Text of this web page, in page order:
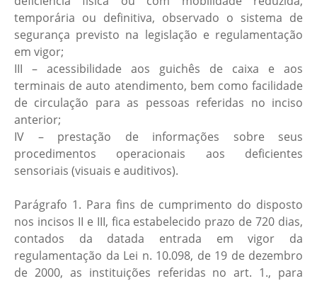
temporária ou definitiva, observado o sistema de
segurança previsto na legislação e regulamentação
em vigor;
III – acessibilidade aos guichês de caixa e aos
terminais de auto atendimento, bem como facilidade
de circulação para as pessoas referidas no inciso
anterior;
IV – prestação de informações sobre seus
procedimentos operacionais aos deficientes
sensoriais (visuais e auditivos).
Parágrafo 1. Para fins de cumprimento do disposto
nos incisos II e III, fica estabelecido prazo de 720 dias,
contados da datada entrada em vigor da
regulamentação da Lei n. 10.098, de 19 de dezembro
de 2000, as instituições referidas no art. 1., para